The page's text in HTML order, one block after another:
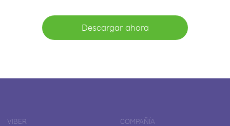
Descargar ahora
VIBER COMPAÑÍA